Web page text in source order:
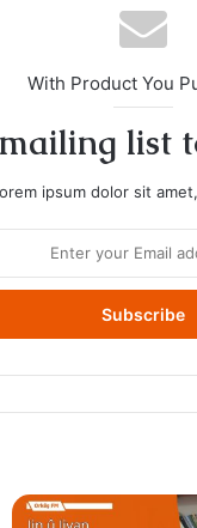
With Product You
list
ipsum dolor sit